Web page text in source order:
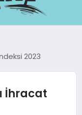
2023
İhracat